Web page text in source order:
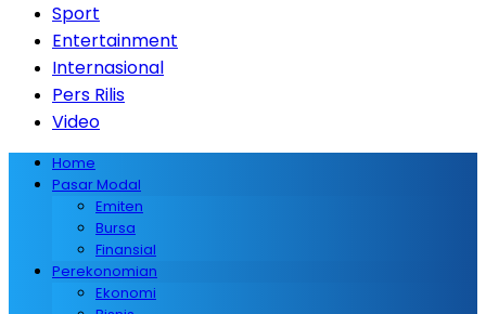
Sport
Entertainment
Internasional
Pers Rilis
Video
Home
Pasar Modal
Emiten
Bursa
Finansial
Perekonomian
Ekonomi